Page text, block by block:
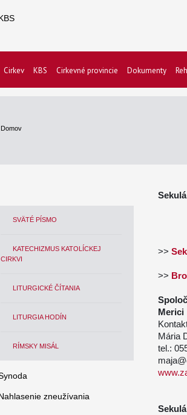
Cirkev KBS Cirkevné provincie Dokumenty
Domov
SVÄTÉ PÍSMO
KATECHIZMUS KATOLÍCKEJ
CIRKVI
LITURGICKÉ ČÍTANIA
LITURGIA HODÍN
RÍMSKY MISÁL
>>
>>
Merici
Mária
tel.: